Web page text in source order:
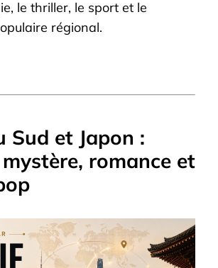
le thriller, le sport et le
régional.
Sud et Japon :
romance et